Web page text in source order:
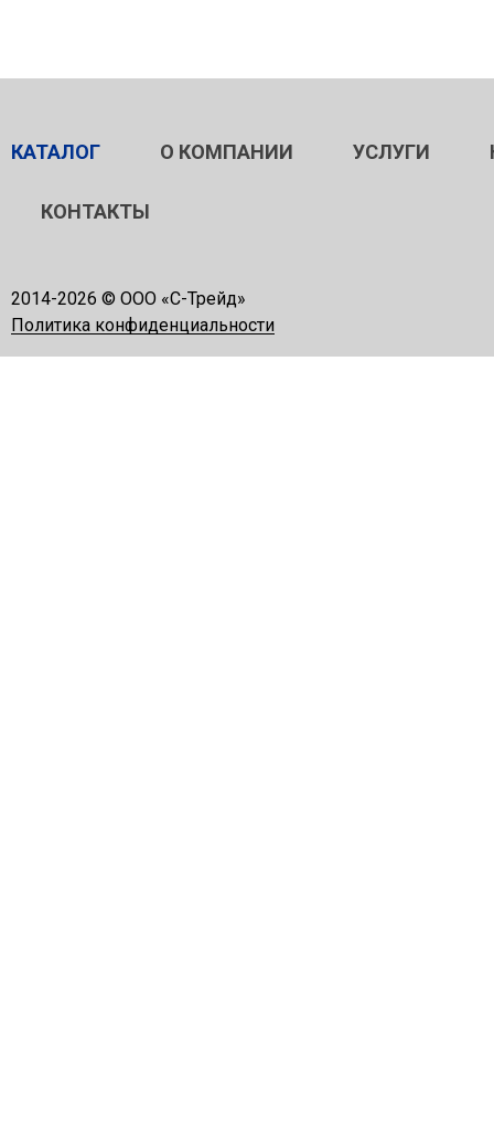
КАТАЛОГ О КОМПАНИИ УСЛУГИ
КОНТАКТЫ
2014-2026 © ООО «С-Трейд»
Политика конфиденциальности